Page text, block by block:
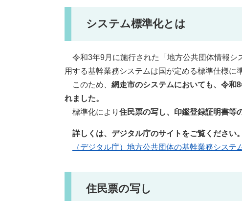
システム標準化とは
令和3年9月に施行された「地方公共団体情報シ
用する基幹業務システムは国が定める標準仕様に
このため、 網走市のシステムにおいても、令和
れました。
標準化により 住民票の写し、印鑑登録証明書等
詳しくは、デジタル庁のサイトをご覧ください。
（デジタル庁）地方公共団体の基幹業務システ
住民票の写し